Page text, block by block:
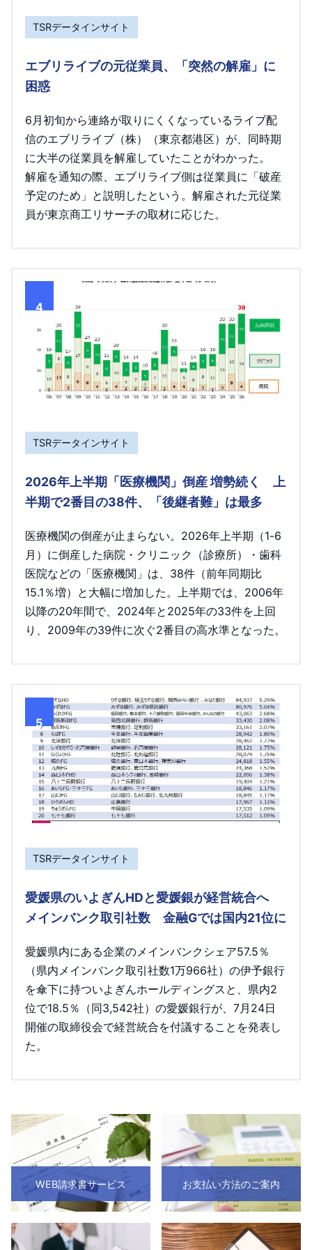
TSRデータインサイト
エブリライブの元従業員、「突然の解雇」に
困惑
6月初旬から連絡が取りにくくなっているライブ配
信のエブリライブ（株）（東京都港区）が、同時期
に大半の従業員を解雇していたことがわかった。
解雇を通知の際、エブリライブ側は従業員に「破産
予定のため」と説明したという。解雇された元従業
員が東京商工リサーチの取材に応じた。
4
TSRデータインサイト
2026年上半期「医療機関」倒産 増勢続く 上
半期で2番目の38件、「後継者難」は最多
医療機関の倒産が止まらない。2026年上半期（1-6
月）に倒産した病院・クリニック（診療所）・歯科
医院などの「医療機関」は、38件（前年同期比
15.1％増）と大幅に増加した。上半期では、2006年
以降の20年間で、2024年と2025年の33件を上回
り、2009年の39件に次ぐ2番目の高水準となった。
5
TSRデータインサイト
愛媛県のいよぎんHDと愛媛銀が経営統合へ
メインバンク取引社数 金融Gでは国内21位に
愛媛県内にある企業のメインバンクシェア57.5％
（県内メインバンク取引社数1万966社）の伊予銀行
を傘下に持ついよぎんホールディングスと、県内2
位で18.5％（同3,542社）の愛媛銀行が、7月24日
開催の取締役会で経営統合を付議することを発表し
た。
WEB請求書サービス お支払い方法のご案内